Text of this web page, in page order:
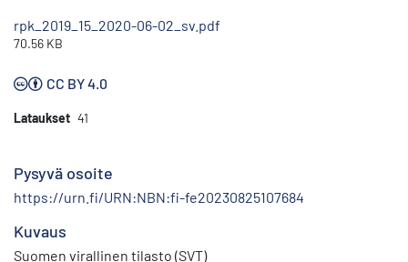
rpk_2019_15_2020-06-02_sv.pdf
70.56 KB
CC BY 4.0
Lataukset 41
Pysyvä osoite
https://urn.fi/URN:NBN:fi-fe20230825107684
Kuvaus
Suomen virallinen tilasto (SVT)